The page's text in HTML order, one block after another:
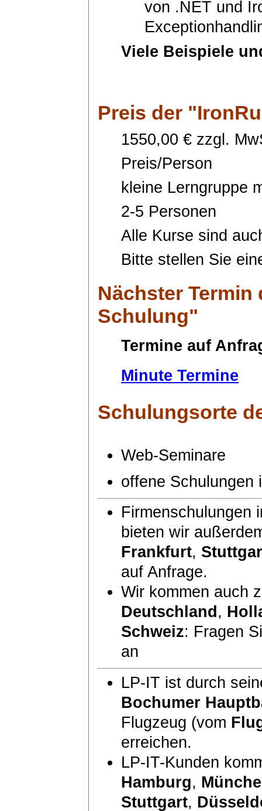
von .NET und
Viele Beispiele
Preis der
1550,00 € zzgl.
Preis/Person
kleine Lerngruppe
2-5 Personen
Alle Kurse sind
Bitte stellen Sie
Nächster Termin
Schulung"
Termine auf
Minute Termine
Schulungsorte
Web-Seminare
offene Schulungen
Firmenschulungen
bieten wir
Frankfurt,
auf Anfrage.
Wir kommen auch
Deutschland ,
Schweiz: Fragen
an
LP-IT ist durch
Bochumer
Flugzeug (vom
erreichen.
LP-IT-Kunden
Hamburg,
Stuttgart,